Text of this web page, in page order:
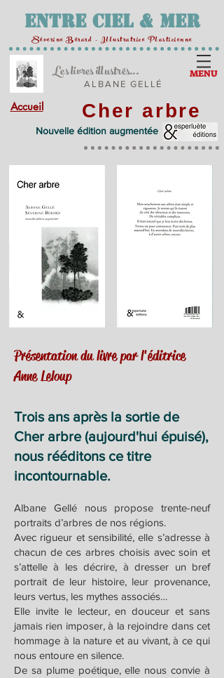
Entre Ciel & Mer
Séverine Bérard - Illustratrice Plasticienne
MENU
Les livres illustrés...
ALBANE GELLÉ
Accueil Cher arbre
Nouvelle édition augmentée
Présentation du livre par l'éditrice
Anne Leloup
Trois ans après la sortie de
Cher arbre (aujourd'hui épuisé),
nous rééditons ce titre
incontournable.
Albane Gellé nous propose trente-neuf
portraits d’arbres de nos régions.
Avec rigueur et sensibilité, elle s’adresse à
chacun de ces arbres choisis avec soin et
s’attelle à les décrire, à dresser un bref
portrait de leur histoire, leur provenance,
leurs vertus, les mythes associés…
Elle invite le lecteur, en douceur et sans
jamais rien imposer, à la rejoindre dans cet
hommage à la nature et au vivant, à ce qui
nous entoure en silence.
De sa plume poétique, elle nous convie à